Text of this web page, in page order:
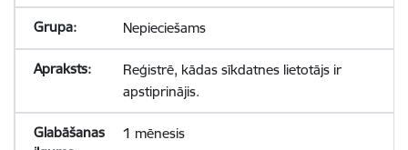
Nepieciešams
Reģistrē, kādas sīkdatnes lietotājs ir
apstiprinājis.
1 mēnesis